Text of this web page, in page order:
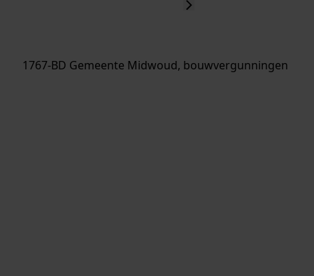
1767-BD Gemeente Midwoud, bouwvergunningen